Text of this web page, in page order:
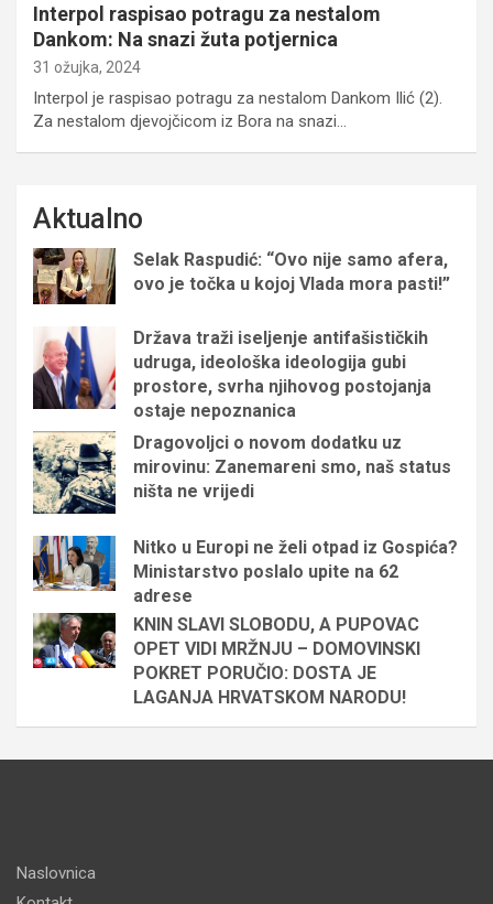
Interpol raspisao potragu za nestalom
Dankom: Na snazi žuta potjernica
31 ožujka, 2024
Interpol je raspisao potragu za nestalom Dankom Ilić (2).
Za nestalom djevojčicom iz Bora na snazi…
Aktualno
Selak Raspudić: “Ovo nije samo afera,
ovo je točka u kojoj Vlada mora pasti!”
Država traži iseljenje antifašističkih
udruga, ideološka ideologija gubi
prostore, svrha njihovog postojanja
ostaje nepoznanica
Dragovoljci o novom dodatku uz
mirovinu: Zanemareni smo, naš status
ništa ne vrijedi
Nitko u Europi ne želi otpad iz Gospića?
Ministarstvo poslalo upite na 62
adrese
KNIN SLAVI SLOBODU, A PUPOVAC
OPET VIDI MRŽNJU – DOMOVINSKI
POKRET PORUČIO: DOSTA JE
LAGANJA HRVATSKOM NARODU!
Naslovnica